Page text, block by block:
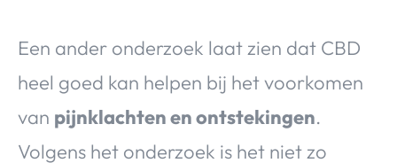
Een ander onderzoek laat zien dat CBD
heel goed kan helpen bij het voorkomen
van pijnklachten en ontstekingen.
Volgens het onderzoek is het niet zo